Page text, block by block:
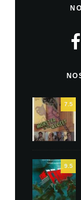
7.5
9.5